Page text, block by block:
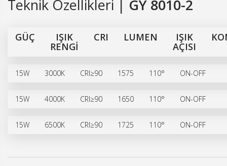
Teknik Özellikleri | GY 8010-2
GÜÇ IŞIK
RENGİ
CRI LUMEN IŞIK
AÇISI
15W 3000K CRI≥90 1575 110° ON-OFF
15W 4000K CRI≥90 1650 110° ON-OFF
15W 6500K CRI≥90 1725 110° ON-OFF